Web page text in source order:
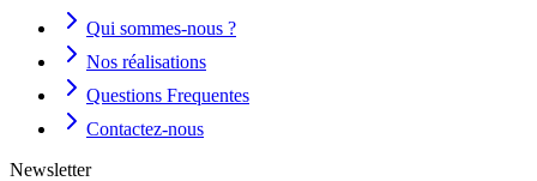
Qui sommes-nous ?
Nos réalisations
Questions Frequentes
Contactez-nous
Newsletter